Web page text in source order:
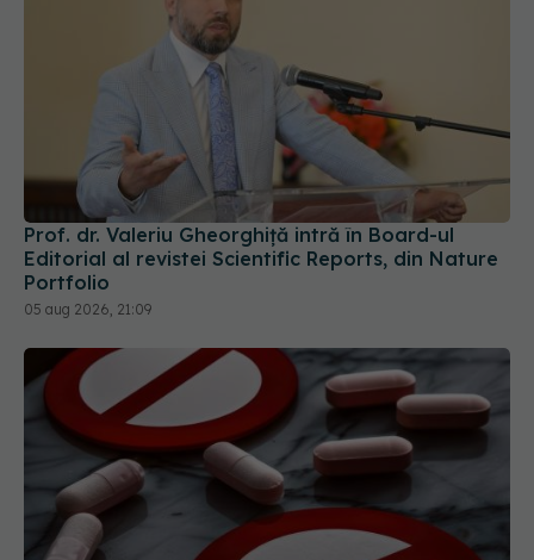
Prof. dr. Valeriu Gheorghiță intră în Board-ul
Editorial al revistei Scientific Reports, din Nature
Portfolio
05 aug 2026, 21:09